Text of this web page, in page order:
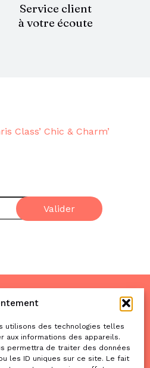
utilisons des technologies telles
aux informations des appareils.
permettra de traiter des données
les ID uniques sur ce site. Le fait
Service client
à votre écoute
Class’ Chic & Charm’
Liberté